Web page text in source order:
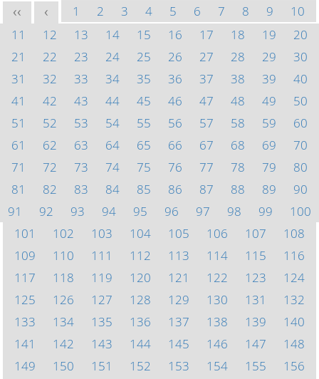
<< < 1 2 3 4 5 6 7 8 9
10
11
12 13 14 15 16 17 18 19
20
21
22 23 24 25 26 27 28 29
30
31
32 33 34 35 36 37 38 39
40
41
42 43 44 45 46 47 48 49
50
51
52 53 54 55 56 57 58 59
60
61
62 63 64 65 66 67 68 69
70
71
72 73 74 75 76 77 78 79
80
81
82 83 84 85 86 87 88 89
90
91
92 93 94 95 96 97 98 99
100
101
102 103 104 105 106 107
108
109
110 111 112 113 114 115
116
117
118 119 120 121 122 123
124
125
126 127 128 129 130 131
132
133
134 135 136 137 138 139
140
141
142 143 144 145 146 147
148
149
150 151 152 153 154 155
156